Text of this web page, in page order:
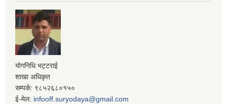
योगनिधि भट्टराई
शाखा अधिकृत
सम्पर्क: ९८५२६८०१५०
ई-मेल: infooff.suryodaya@gmail.com